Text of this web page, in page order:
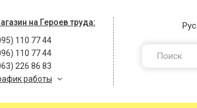
на Героев труда:
110 77 44
110 77 44
226 86 83
работы
Рус